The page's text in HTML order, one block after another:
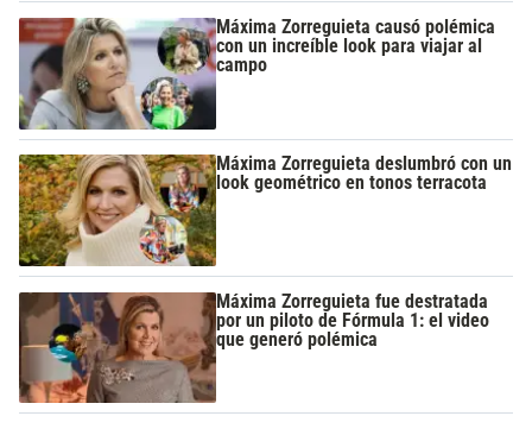
Máxima Zorreguieta causó polémica
con un increíble look para viajar al
campo
Máxima Zorreguieta deslumbró con un
look geométrico en tonos terracota
Máxima Zorreguieta fue destratada
por un piloto de Fórmula 1: el video
que generó polémica